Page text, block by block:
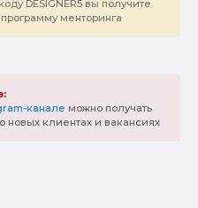
DESIGNER5 вы получите
менторинга
канале можно получать
клиентах и вакансиях